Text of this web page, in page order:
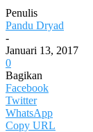
Penulis
Pandu Dryad
-
Januari 13, 2017
0
Bagikan
Facebook
Twitter
WhatsApp
Copy URL